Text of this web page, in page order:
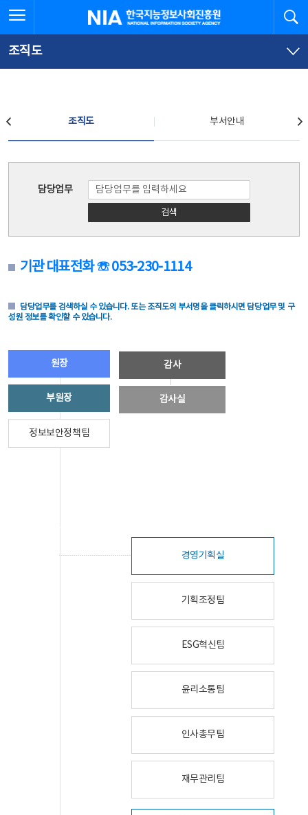
문
로
가
체
뉴
바
가
한국지능정보사회진흥원
조직도
조직도 부서안내
담당업무
검색
기관 대표전화 ☏ 053-230-1114
담당업무를 검색하실 수 있습니다. 또는 조직도의 부서명을 클릭하시면 담당업무 및 구
성원 정보를 확인할 수 있습니다.
원장
부원장
정보보안정책팀
감사
감사실
경영기획실
기획조정팀
ESG혁신팀
윤리소통팀
인사총무팀
재무관리팀